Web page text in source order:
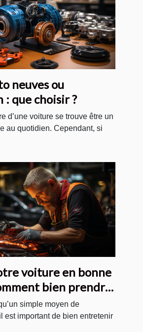
neuves ou
: que choisir ?
d’une voiture se trouve être un
au quotidien. Cependant, si
voiture en bonne
bien prendre
automobile ?
simple moyen de
est important de bien entretenir